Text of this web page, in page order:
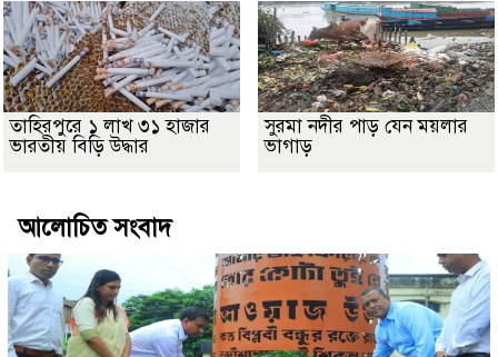
তাহিরপুরে ১ লাখ ৩১ হাজার
ভারতীয় বিড়ি উদ্ধার
সুরমা নদীর পাড় যেন ময়লার
ভাগাড়
আলোচিত সংবাদ